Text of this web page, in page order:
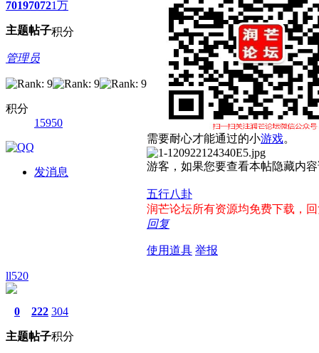
7019
主题
7072
帖子
1万
积分
管理员
积分
15950
发消息
需要耐心才能通过的小游戏。
游客，如果您要查看本帖隐藏内
五行八卦
润芒论坛所有资源均免费下载，
回复
使用道具 举报
ll520
0
主题
222
帖子
304
积分